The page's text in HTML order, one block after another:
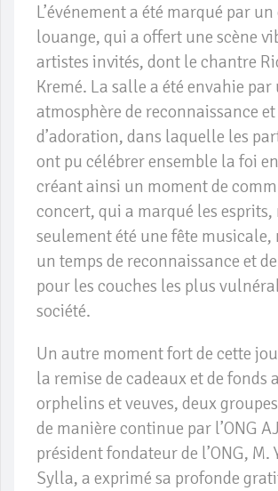
L’événement a été marqué par
louange, qui a offert une scène
artistes invités, dont le chantre
Kremé. La salle a été envahie par
atmosphère de reconnaissance et
d’adoration, dans laquelle les
ont pu célébrer ensemble la foi
créant ainsi un moment de
concert, qui a marqué les esprits,
seulement été une fête musicale,
un temps de reconnaissance et
pour les couches les plus
société.
Un autre moment fort de cette
la remise de cadeaux et de fonds
orphelins et veuves, deux
de manière continue par l’ONG
président fondateur de l’ONG, M.
Sylla, a exprimé sa profonde